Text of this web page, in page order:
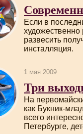
Если в
художественно
развесить
инсталляция.
1 мая 2009
Три
На
как Букник-
всего
Петербурге,